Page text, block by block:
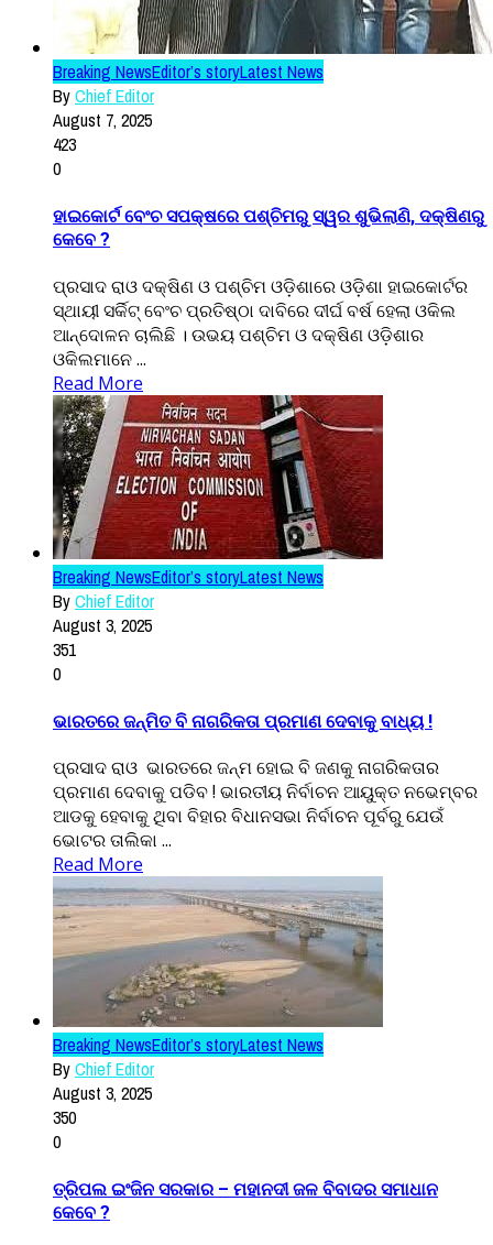
Breaking NewsEditor’s storyLatest News
ByChief Editor
August 7, 2025
423
0
ହାଇକୋର୍ଟ ବେଂଚ ସପକ୍ଷରେ ପଶ୍ଚିମରୁ ସ୍ୱର ଶୁଭିଲାଣି, ଦକ୍ଷିଣରୁ
କେବେ ?
ପ୍ରସାଦ ରାଓ ଦକ୍ଷିଣ ଓ ପଶ୍ଚିମ ଓଡ଼ିଶାରେ ଓଡ଼ିଶା ହାଇକୋର୍ଟର
ସ୍ଥାୟୀ ସର୍କିଟ୍ ବେଂଚ ପ୍ରତିଷ୍ଠା ଦାବିରେ ଦୀର୍ଘ ବର୍ଷ ହେଲା ଓକିଲ
ଆନ୍ଦୋଳନ ଚାଲିଛି । ଉଭୟ ପଶ୍ଚିମ ଓ ଦକ୍ଷିଣ ଓଡ଼ିଶାର
ଓକିଲମାନେ ...
Read More
Breaking NewsEditor’s storyLatest News
ByChief Editor
August 3, 2025
351
0
ଭାରତରେ ଜନ୍ମିତ ବି ନାଗରିକତା ପ୍ରମାଣ ଦେବାକୁ ବାଧ୍ୟ !
ପ୍ରସାଦ ରାଓ ଭାରତରେ ଜନ୍ମ ହୋଇ ବି ଜଣକୁ ନାଗରିକତାର
ପ୍ରମାଣ ଦେବାକୁ ପଡିବ ! ଭାରତୀୟ ନିର୍ବାଚନ ଆୟୁକ୍ତ ନଭେମ୍ବର
ଆଡକୁ ହେବାକୁ ଥିବା ବିହାର ବିଧାନସଭା ନିର୍ବାଚନ ପୂର୍ବରୁ ଯେଉଁ
ଭୋଟର ତାଲିକା ...
Read More
Breaking NewsEditor’s storyLatest News
ByChief Editor
August 3, 2025
350
0
ତ୍ରିପଲ ଇଂଜିନ ସରକାର – ମହାନଦୀ ଜଳ ବିବାଦର ସମାଧାନ
କେବେ ?